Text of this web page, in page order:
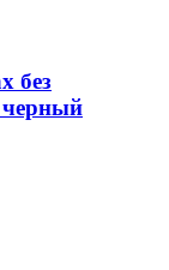
без
черный